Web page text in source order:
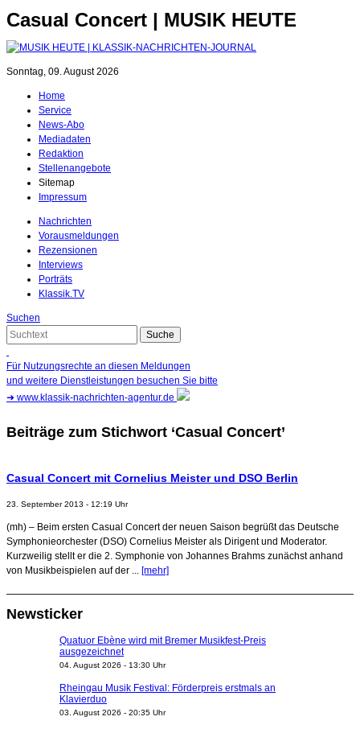
Casual Concert | MUSIK HEUTE
Sonntag, 09. August 2026
Home
Service
News-Abo
Mediadaten
Redaktion
Stellenangebote
Sitemap
Impressum
Nachrichten
Vorausmeldungen
Rezensionen
Interviews
Porträts
Klassik.TV
Suchen
Für Nutzungsrechte an diesen Meldungen
und weitere Dienstleistungen besuchen Sie bitte
➜ www.klassik-nachrichten-agentur.de
Beiträge zum Stichwort ‘Casual Concert’
Casual Concert mit Cornelius Meister und DSO Berlin
23. September 2013 - 12:19 Uhr
(mh) – Beim ersten Casual Concert der neuen Saison begrüßt das Deutsche
Symphonieorchester (DSO) Cornelius Meister als Dirigent und Moderator.
Kurzweilig stellt er die 2. Symphonie von Johannes Brahms zunächst anhand
von Musikbeispielen auf der ... [mehr]
Newsticker
Quatuor Ebène wird mit Bremer Musikfest-Preis
ausgezeichnet
04. August 2026 - 13:30 Uhr
Rheingau Musik Festival: Förderpreis erstmals an
Klavierduo
03. August 2026 - 20:35 Uhr